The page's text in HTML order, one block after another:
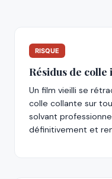
RISQUE
Résidus de
Un film vieilli se
colle collante sur
solvant
définitivement et